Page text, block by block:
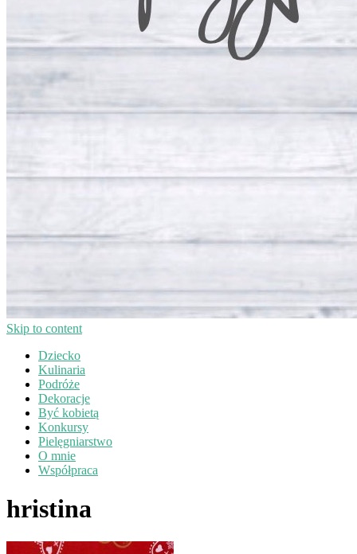
Skip to content
Dziecko
Kulinaria
Podróże
Dekoracje
Być kobietą
Konkursy
Pielęgniarstwo
O mnie
Współpraca
hristina